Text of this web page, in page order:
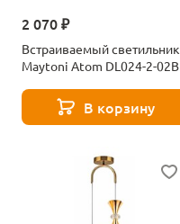
2 070 ₽
Встраиваемый светильник
Maytoni Atom DL024-2-02B
В корзину